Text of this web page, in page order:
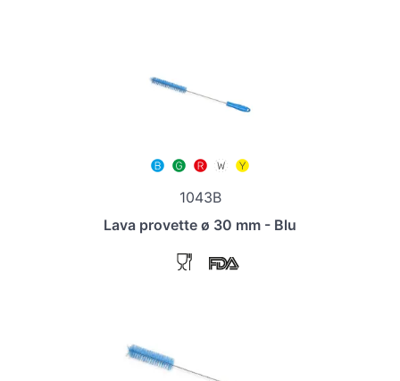
1043B
Lava provette ø 30 mm - Blu